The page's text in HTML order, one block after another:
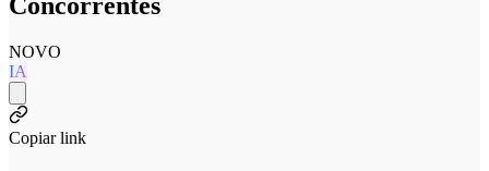
NOVO
IA
Copiar link